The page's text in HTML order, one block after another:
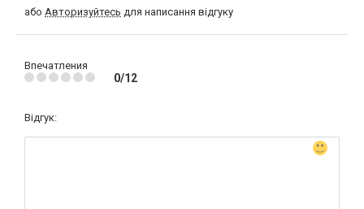
або Авторизуйтесь для написання відгуку
Впечатления
0/12
Відгук: